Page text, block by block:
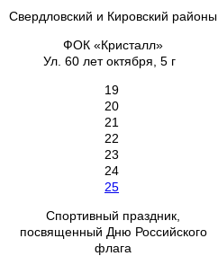
Свердловский и Кировский районы
ФОК «Кристалл»
Ул. 60 лет октября, 5 г
19
20
21
22
23
24
25
Спортивный праздник,
посвященный Дню Российского
флага